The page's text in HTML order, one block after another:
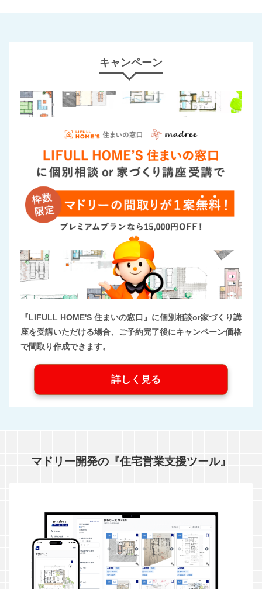
キャンペーン
『LIFULL HOME'S 住まいの窓口』に個別相談or家づくり講
座を受講いただける場合、ご予約完了後にキャンペーン価格
で間取り作成できます。
詳しく見る
マドリー開発の『住宅営業支援ツール』